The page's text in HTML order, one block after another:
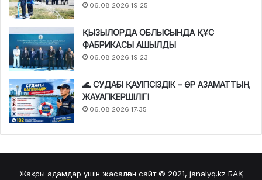
06.08.2026 19:25
ҚЫЗЫЛОРДА ОБЛЫСЫНДА ҚҰС
ФАБРИКАСЫ АШЫЛДЫ
06.08.2026 19:23
🌊 СУДАҒЫ ҚАУІПСІЗДІК – ӘР АЗАМАТТЫҢ
ЖАУАПКЕРШІЛІГІ
06.08.2026 17:35
Жақсы адамдар үшін жасалған сайт © 2021, janalyq.kz БАҚ